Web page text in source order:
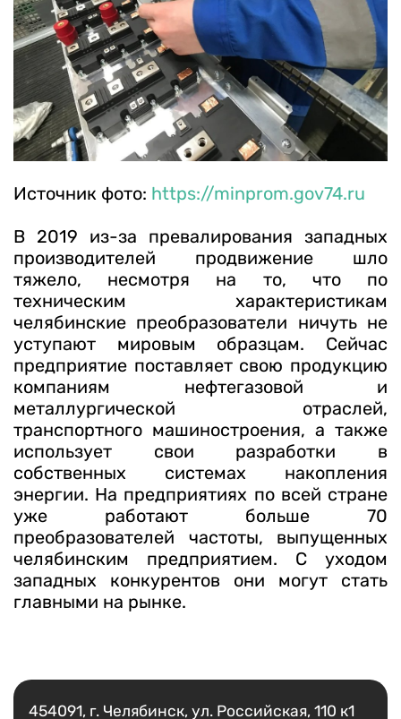
Источник фото: https://minprom.gov74.ru
В 2019 из-за превалирования западных
производителей продвижение шло
тяжело, несмотря на то, что по
техническим характеристикам
челябинские преобразователи ничуть не
уступают мировым образцам. Сейчас
предприятие поставляет свою продукцию
компаниям нефтегазовой и
металлургической отраслей,
транспортного машиностроения, а также
использует свои разработки в
собственных системах накопления
энергии. На предприятиях по всей стране
уже работают больше 70
преобразователей частоты, выпущенных
челябинским предприятием. С уходом
западных конкурентов они могут стать
главными на рынке.
454091, г. Челябинск, ул. Российская, 110 к1